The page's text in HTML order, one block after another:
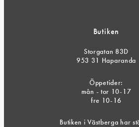
Butiken
Storgatan 83D
953 31 Haparanda
Öppetider:
mån - tor 10-17
fre 10-16
Butiken i Västberga har